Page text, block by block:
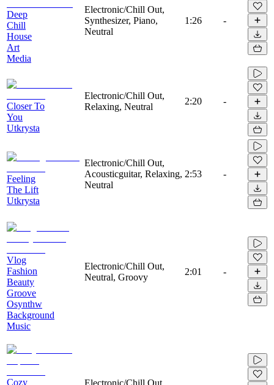
Deep
Chill
House
Art
Media
Electronic/Chill Out,
Synthesizer, Piano,
Neutral
1:26 -
Closer To
You
Utkrysta
Electronic/Chill Out,
Relaxing, Neutral
2:20 -
Feeling
The Lift
Utkrysta
Electronic/Chill Out,
Acousticguitar, Relaxing,
Neutral
2:53 -
Vlog
Fashion
Beauty
Groove
Osynthw
Background
Music
Electronic/Chill Out,
Neutral, Groovy
2:01 -
Cozy Electronic/Chill Out,